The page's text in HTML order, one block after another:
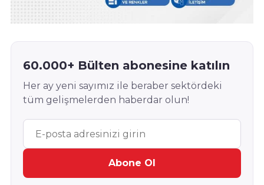
60.000+ Bülten abonesine katılın
Her ay yeni sayımız ile beraber sektördeki
tüm gelişmelerden haberdar olun!
Abone Ol